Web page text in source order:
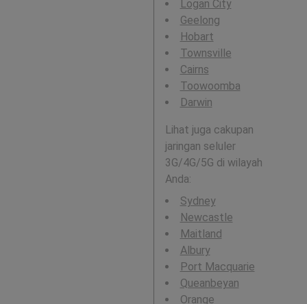
Logan City
Geelong
Hobart
Townsville
Cairns
Toowoomba
Darwin
Lihat juga cakupan
jaringan seluler
3G/4G/5G di wilayah
Anda:
Sydney
Newcastle
Maitland
Albury
Port Macquarie
Queanbeyan
Orange